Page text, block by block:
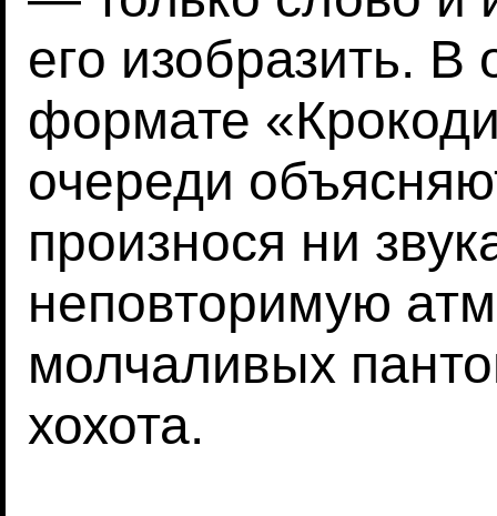
его изобразить. В
формате
очереди
произнося ни
неповторимую
молчаливых
хохота.